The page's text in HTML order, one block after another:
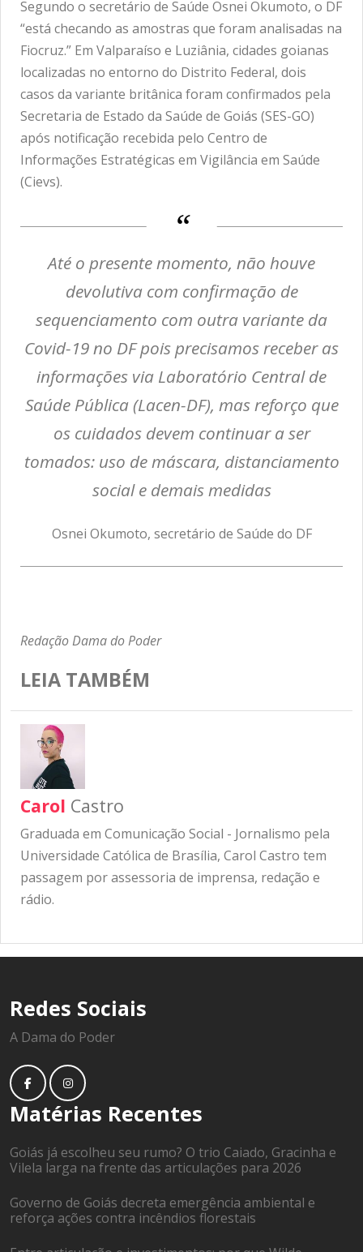
Segundo o secretário de Saúde Osnei Okumoto, o DF
“está checando as amostras que foram analisadas na
Fiocruz.” Em Valparaíso e Luziânia, cidades goianas
localizadas no entorno do Distrito Federal, dois
casos da variante britânica foram confirmados pela
Secretaria de Estado da Saúde de Goiás (SES-GO)
após notificação recebida pelo Centro de
Informações Estratégicas em Vigilância em Saúde
(Cievs).
Até o presente momento, não houve
devolutiva com confirmação de
sequenciamento com outra variante da
Covid-19 no DF pois precisamos receber as
informações via Laboratório Central de
Saúde Pública (Lacen-DF), mas reforço que
os cuidados devem continuar a ser
tomados: uso de máscara, distanciamento
social e demais medidas
Osnei Okumoto, secretário de Saúde do DF
Redação Dama do Poder
LEIA TAMBÉM
Carol Castro
Graduada em Comunicação Social - Jornalismo pela
Universidade Católica de Brasília, Carol Castro tem
passagem por assessoria de imprensa, redação e
rádio.
Redes Sociais
A Dama do Poder
Matérias Recentes
Goiás já escolheu seu rumo? O trio Caiado, Gracinha e
Vilela larga na frente das articulações para 2026
Governo de Goiás decreta emergência ambiental e
reforça ações contra incêndios florestais